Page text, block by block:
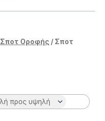
Σποτ Οροφής / Σποτ